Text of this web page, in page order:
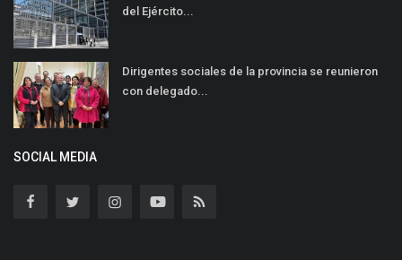
del Ejército...
Dirigentes sociales de la provincia se reunieron
con delegado...
SOCIAL MEDIA